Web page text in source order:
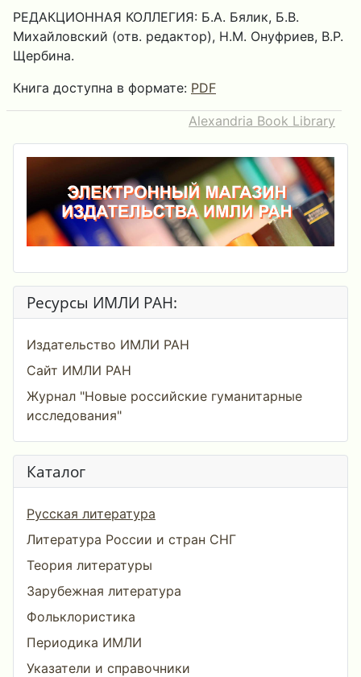
РЕДАКЦИОННАЯ КОЛЛЕГИЯ: Б.А. Бялик, Б.В.
Михайловский (отв. редактор), H.М. Онуфриев, В.Р.
Щербина.
Книга доступна в формате: PDF
Alexandria Book Library
Ресурсы ИМЛИ РАН:
Издательство ИМЛИ РАН
Сайт ИМЛИ РАН
Журнал "Новые российские гуманитарные
исследования"
Каталог
Русская литература
Литература России и стран СНГ
Теория литературы
Зарубежная литература
Фольклористика
Периодика ИМЛИ
Указатели и справочники